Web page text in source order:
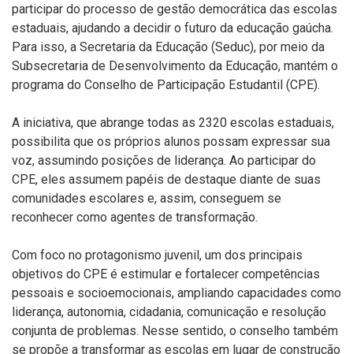
participar do processo de gestão democrática das escolas
estaduais, ajudando a decidir o futuro da educação gaúcha.
Para isso, a Secretaria da Educação (Seduc), por meio da
Subsecretaria de Desenvolvimento da Educação, mantém o
programa do Conselho de Participação Estudantil (CPE).
A iniciativa, que abrange todas as 2320 escolas estaduais,
possibilita que os próprios alunos possam expressar sua
voz, assumindo posições de liderança. Ao participar do
CPE, eles assumem papéis de destaque diante de suas
comunidades escolares e, assim, conseguem se
reconhecer como agentes de transformação.
Com foco no protagonismo juvenil, um dos principais
objetivos do CPE é estimular e fortalecer competências
pessoais e socioemocionais, ampliando capacidades como
liderança, autonomia, cidadania, comunicação e resolução
conjunta de problemas. Nesse sentido, o conselho também
se propõe a transformar as escolas em lugar de construção